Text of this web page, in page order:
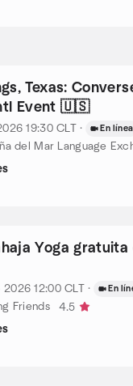
Texas:
Event 🇺🇸
19:30 CLT · En línea
Yoga gratuita
2026 12:00 CLT · En
Friends
4.5